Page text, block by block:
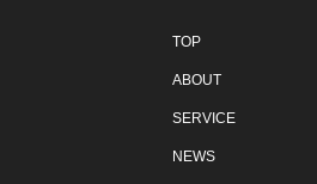
TOP
ABOUT
SERVICE
NEWS